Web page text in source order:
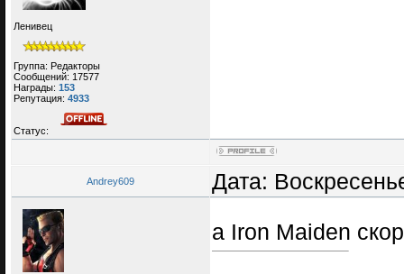
Ленивец
Группа: Редакторы
Сообщений: 17577
Награды: 153
Репутация: 4933
Статус:
Andrey609 Дата:
а Iron Maiden